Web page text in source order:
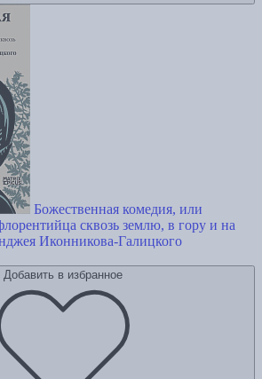
Божественная комедия, или
сквозь землю, в гору и на
Иконникова-Галицкого
Добавить в избранное